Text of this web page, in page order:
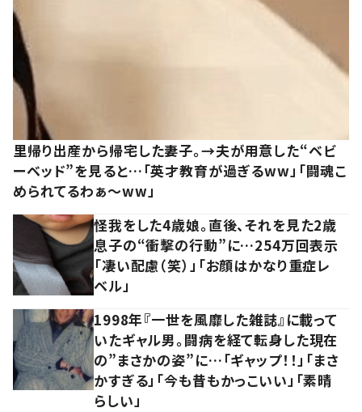
里帰り出産から帰宅した妻子。→夫が用意した“ベビ
ーベッド”を見ると…「英才教育が過ぎるww」「闘魂こ
められてるわぁ～ww」
怪我をした4歳娘。直後、それを見た2歳
息子の“衝撃の行動”に…254万回表示
「凄い配慮（笑）」「お顔はかなり重症レ
ベル」
1998年『一世を風靡した雑誌』に載って
いたギャル男。闘病を経て転身した現在
の”まさかの姿”に…「ギャップ！！」「まさ
かすぎる」「今も昔もかっこいい」「素晴
らしい」